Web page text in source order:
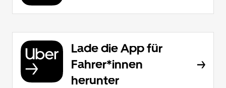
Lade die App für
Fahrer*innen
herunter